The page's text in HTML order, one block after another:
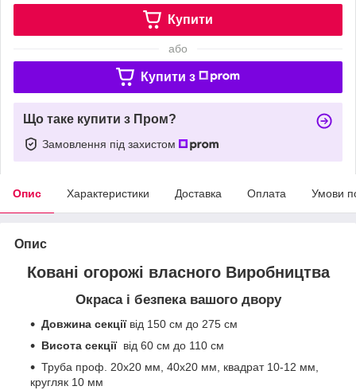
Купити
або
Купити з
Що таке купити з Пром?
Замовлення під захистом
Опис Характеристики Доставка Оплата Умови
Опис
Ковані огорожі власного Виробництва
Окраса і безпека вашого двору
Довжина секціївід 150 см до 275 см
Висота секції від 60 см до 110 см
Труба проф. 20х20 мм, 40х20 мм, квадрат 10-12 мм,
кругляк 10 мм